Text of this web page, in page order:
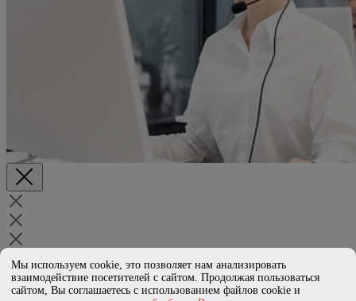
Свяжемся с вами в ближайшее время
Мы используем cookie, это позволяет нам анализировать
взаимодействие посетителей с сайтом. Продолжая пользоваться
сайтом, Вы соглашаетесь с использованием файлов cookie и